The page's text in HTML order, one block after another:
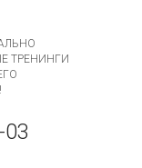
ТРЕНИНГИ